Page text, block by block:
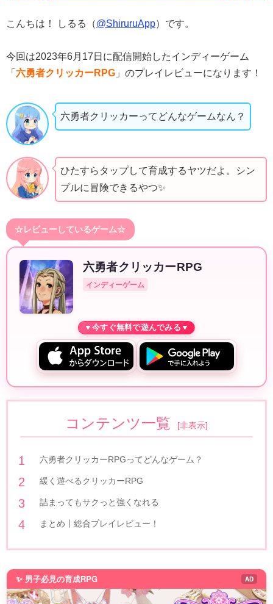
こんちは！ しるる（@ShiruruApp）です。
今回は2023年6月17日に配信開始したインディーゲーム
「 六勇者クリッカーRPG 」のプレイレビューになります！
六勇者クリッカーってどんなゲームなん？
ひたすらタップして育成するヤツだよ。シン
プルに冒険できるやつ✨
☆レビューしているゲーム☆
六勇者クリッカーRPG
インディーゲーム
コンテンツ一覧 [非表示]
六勇者クリッカーRPGってどんなゲーム？
緩く遊べるクリッカーRPG
詰まってもサクっと強くなれる
まとめ丨総合プレイレビュー！
✨ 男子必見の育成RPG AD